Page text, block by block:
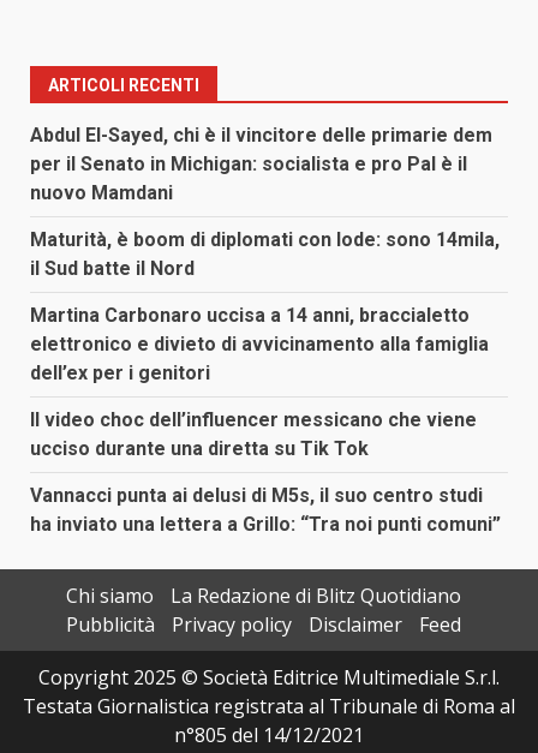
ARTICOLI RECENTI
Abdul El-Sayed, chi è il vincitore delle primarie dem
per il Senato in Michigan: socialista e pro Pal è il
nuovo Mamdani
Maturità, è boom di diplomati con lode: sono 14mila,
il Sud batte il Nord
Martina Carbonaro uccisa a 14 anni, braccialetto
elettronico e divieto di avvicinamento alla famiglia
dell’ex per i genitori
Il video choc dell’influencer messicano che viene
ucciso durante una diretta su Tik Tok
Vannacci punta ai delusi di M5s, il suo centro studi
ha inviato una lettera a Grillo: “Tra noi punti comuni”
Chi siamo
La Redazione di Blitz Quotidiano
Pubblicità
Privacy policy Disclaimer
Feed
Copyright 2025 © Società Editrice Multimediale S.r.l.
Testata Giornalistica registrata al Tribunale di Roma al
n°805 del 14/12/2021